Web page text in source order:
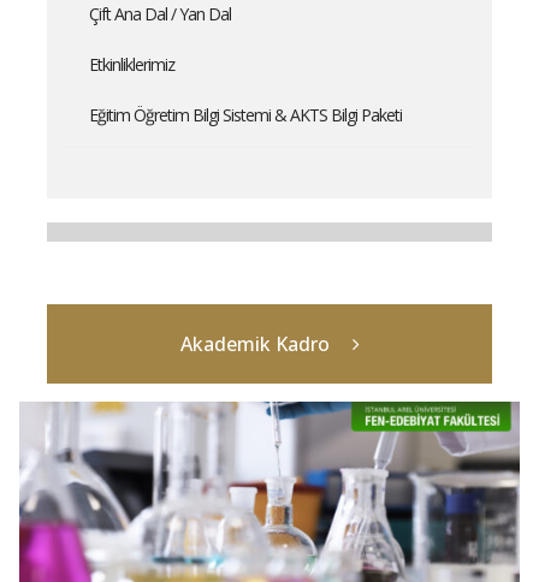
Çift Ana Dal / Yan Dal
Etkinliklerimiz
Eğitim Öğretim Bilgi Sistemi & AKTS Bilgi Paketi
Akademik Kadro